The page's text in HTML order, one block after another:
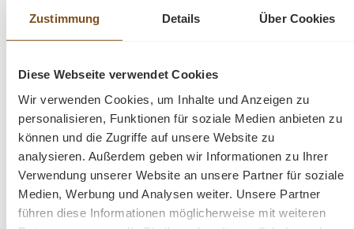
Zustimmung Details Über Cookies
Diese Webseite verwendet Cookies
Wir verwenden Cookies, um Inhalte und Anzeigen zu
personalisieren, Funktionen für soziale Medien anbieten zu
können und die Zugriffe auf unsere Website zu
analysieren. Außerdem geben wir Informationen zu Ihrer
Verwendung unserer Website an unsere Partner für soziale
Medien, Werbung und Analysen weiter. Unsere Partner
führen diese Informationen möglicherweise mit weiteren
Mit seiner exzellenten Verarbeitung garantiert dieses
überzeugt nicht nur mit praktischen Lösungen, sondern
wird auch Ihre Freude und Bewunderung langfristig
erhalten.
Abmessungen: H: 210 cm, B: 110 cm, T: 39
cm
Massivholz Möbel